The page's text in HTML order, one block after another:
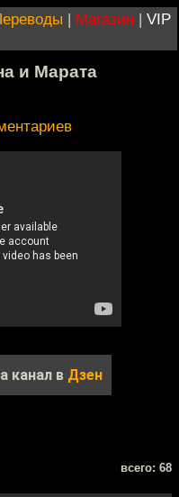
| Магазин | VIP
и Марата
канал в Дзен
всего: 68